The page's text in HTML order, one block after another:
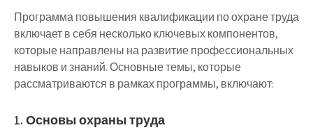
Программа повышения квалификации по охране труда
включает в себя несколько ключевых компонентов,
которые направлены на развитие профессиональных
навыков и знаний. Основные темы, которые
рассматриваются в рамках программы, включают:
1. Основы охраны труда